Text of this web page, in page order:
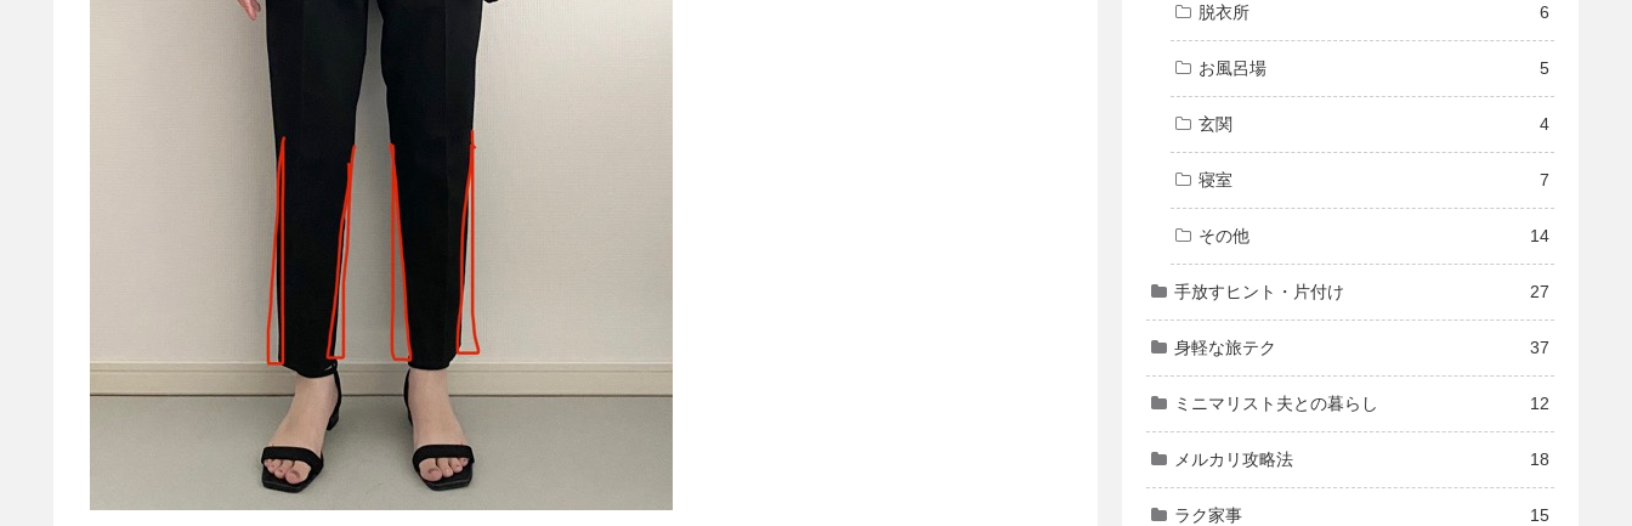
脱衣所 6
お風呂場 5
玄関 4
寝室 7
その他 14
手放すヒント・片付け 27
身軽な旅テク 37
ミニマリスト夫との暮らし 12
メルカリ攻略法 18
ラク家事 15